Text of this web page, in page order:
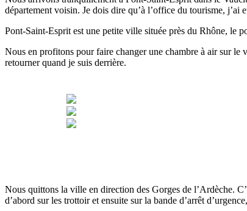
département voisin. Je dois dire qu’à l’office du tourisme, j’ai
Pont-Saint-Esprit est une petite ville située près du Rhône, le
Nous en profitons pour faire changer une chambre à air sur le
retourner quand je suis derrière.
Nous quittons la ville en direction des Gorges de l’Ardèche.
d’abord sur les trottoir et ensuite sur la bande d’arrêt